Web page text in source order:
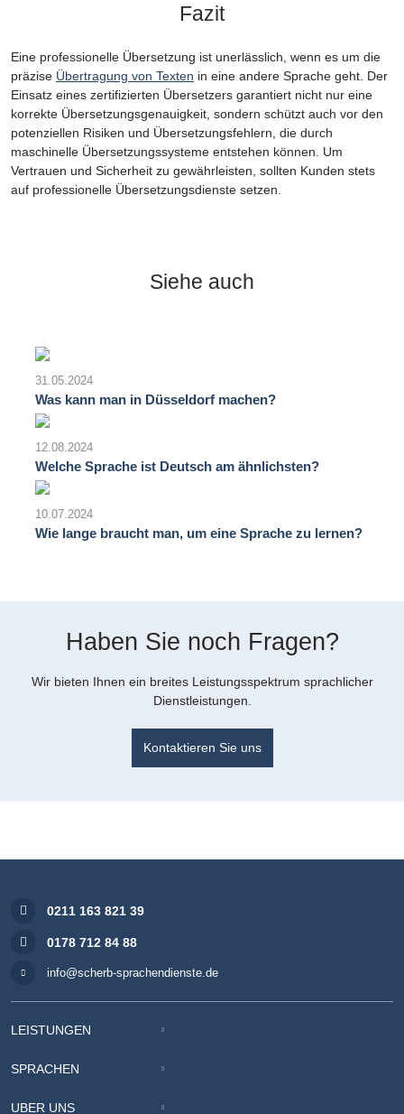
Fazit
Eine professionelle Übersetzung ist unerlässlich, wenn es um die
präzise Übertragung von Texten in eine andere Sprache geht. Der
Einsatz eines zertifizierten Übersetzers garantiert nicht nur eine
korrekte Übersetzungsgenauigkeit, sondern schützt auch vor den
potenziellen Risiken und Übersetzungsfehlern, die durch
maschinelle Übersetzungssysteme entstehen können. Um
Vertrauen und Sicherheit zu gewährleisten, sollten Kunden stets
auf professionelle Übersetzungsdienste setzen.
Siehe auch
31.05.2024
Was kann man in Düsseldorf machen?
12.08.2024
Welche Sprache ist Deutsch am ähnlichsten?
10.07.2024
Wie lange braucht man, um eine Sprache zu lernen?
Haben Sie noch Fragen?
Wir bieten Ihnen ein breites Leistungsspektrum sprachlicher
Dienstleistungen.
Kontaktieren Sie uns
0211 163 821 39
0178 712 84 88
info@scherb-sprachendienste.de
LEISTUNGEN
SPRACHEN
ÜBER UNS